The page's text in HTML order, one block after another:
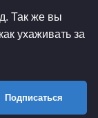
Так же вы
ухаживать за
Подписаться